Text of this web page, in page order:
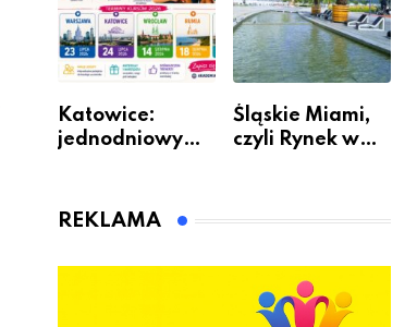
Katowice:
jednodniowy
animatora
Śląskie Miami,
czyli Rynek w
REKLAMA